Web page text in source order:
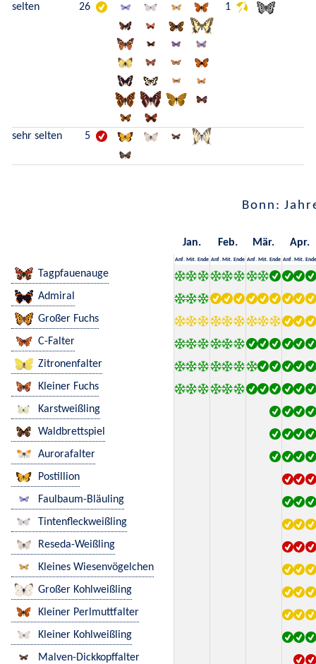
selten 26 1
sehr selten 5
Bonn:
Jan. Feb. Mär. Apr.
Anf. Mit. Ende Anf. Mit. Ende Anf. Mit. Ende Anf. Mit. Ende
Tagpfauenauge
Admiral
Großer Fuchs
C-Falter
Zitronenfalter
Kleiner Fuchs
Karstweißling
Waldbrettspiel
Aurorafalter
Postillion
Faulbaum-Bläuling
Tintenfleckweißling
Reseda-Weißling
Kleines Wiesenvögelchen
Großer Kohlweißling
Kleiner Perlmuttfalter
Kleiner Kohlweißling
Malven-Dickkopffalter